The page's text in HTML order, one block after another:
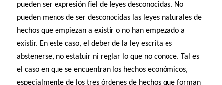
pueden ser expresión fiel de leyes desconocidas. No
pueden menos de ser desconocidas las leyes naturales de
hechos que empiezan a existir o no han empezado a
existir. En este caso, el deber de la ley escrita es
abstenerse, no estatuir ni reglar lo que no conoce. Tal es
el caso en que se encuentran los hechos económicos,
especialmente de los tres órdenes de hechos que forman